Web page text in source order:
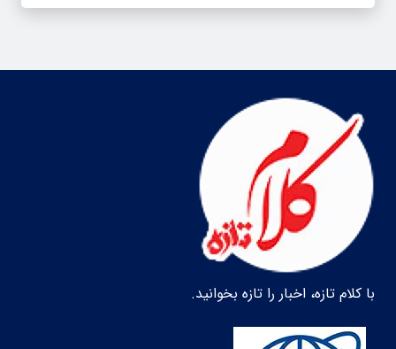
با کلام تازه، اخبار را تازه بخوانید.